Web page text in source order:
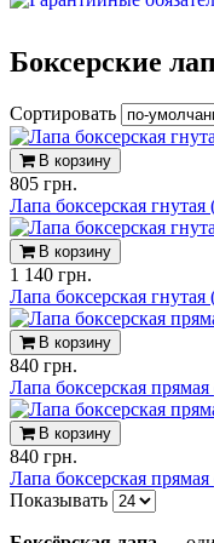
Боксерские
Сортировать
В корзину
805 грн.
Лапа боксерская
В корзину
1 140 грн.
Лапа боксерская
В корзину
840 грн.
Лапа боксерская
В корзину
840 грн.
Лапа боксерская
Показывать